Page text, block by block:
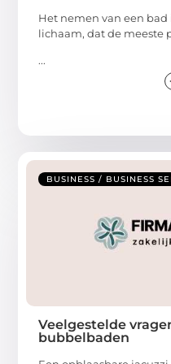
Het nemen van een
lichaam, dat de meeste
...
BUSINESS / BUSINESS
Veelgestelde
bubbelbaden